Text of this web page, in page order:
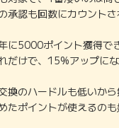
承認も回数にカウント
に5000ポイント獲得で
だけで、15%アップにな
換のハードルも低いか
たポイントが使えるの